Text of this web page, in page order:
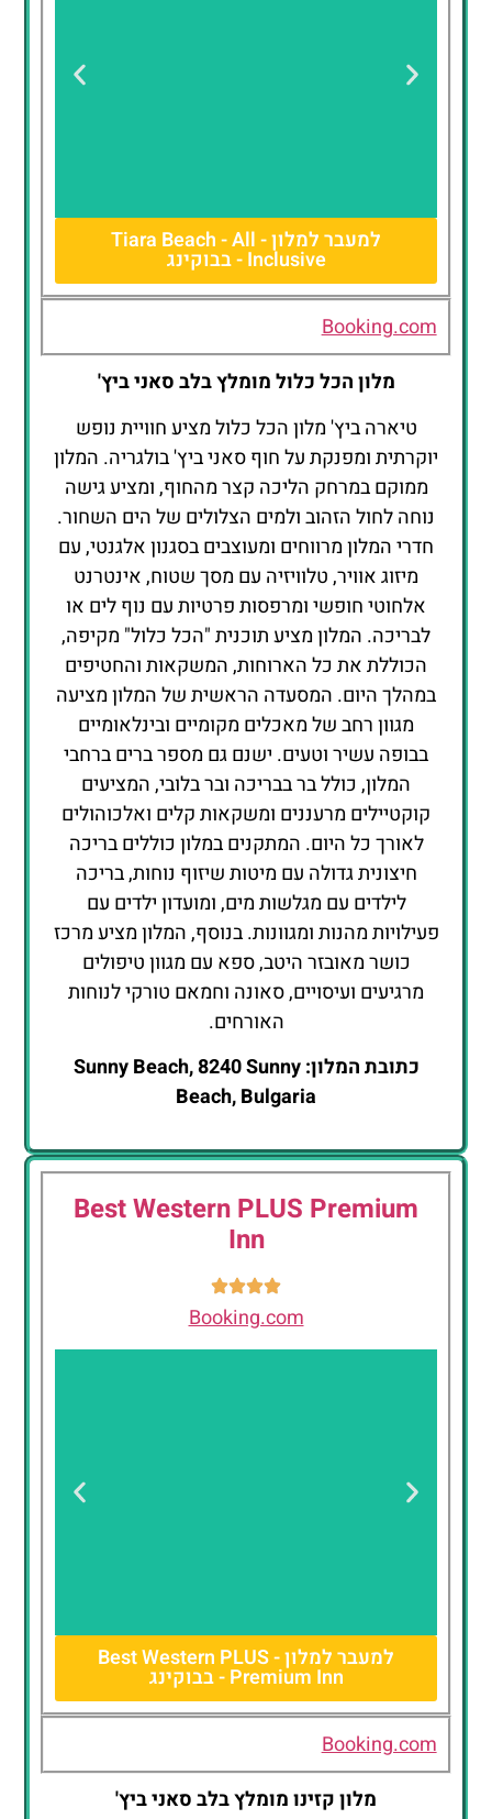
Tiara Beach -
All Inclusive
למעבר למלון - Tiara Beach - All
Inclusive - בבוקינג
Booking.com
מלון הכל כלול מומלץ בלב סאני ביץ'
טיארה ביץ' מלון הכל כלול מציע חוויית נופש
יוקרתית ומפנקת על חוף סאני ביץ' בולגריה. המלון
ממוקם במרחק הליכה קצר מהחוף, ומציע גישה
נוחה לחול הזהוב ולמים הצלולים של הים השחור.
חדרי המלון מרווחים ומעוצבים בסגנון אלגנטי, עם
מיזוג אוויר, טלוויזיה עם מסך שטוח, אינטרנט
אלחוטי חופשי ומרפסות פרטיות עם נוף לים או
לבריכה. המלון מציע תוכנית "הכל כלול" מקיפה,
הכוללת את כל הארוחות, המשקאות והחטיפים
במהלך היום. המסעדה הראשית של המלון מציעה
מגוון רחב של מאכלים מקומיים ובינלאומיים
בבופה עשיר וטעים. ישנם גם מספר ברים ברחבי
המלון, כולל בר בבריכה ובר בלובי, המציעים
קוקטיילים מרעננים ומשקאות קלים ואלכוהולים
לאורך כל היום. המתקנים במלון כוללים בריכה
חיצונית גדולה עם מיטות שיזוף נוחות, בריכה
לילדים עם מגלשות מים, ומועדון ילדים עם
פעילויות מהנות ומגוונות. בנוסף, המלון מציע מרכז
כושר מאובזר היטב, ספא עם מגוון טיפולים
מרגיעים ועיסויים, סאונה וחמאם טורקי לנוחות
האורחים.
כתובת המלון: Sunny Beach, 8240 Sunny
Beach, Bulgaria
Best Western PLUS Premium
Inn
Booking.com
Best Western
PLUS Premium
למעבר למלון - Best Western PLUS
Premium Inn - בבוקינג
Booking.com
מלון קזינו מומלץ בלב סאני ביץ'